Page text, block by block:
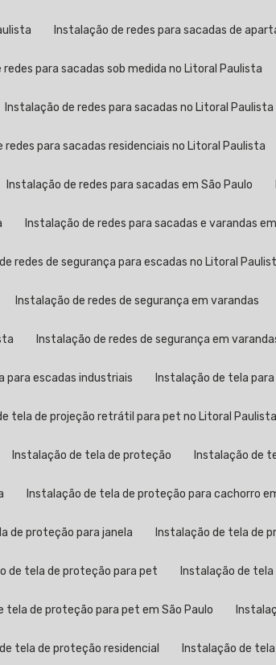
Instalação de redes para sacadas de
redes para sacadas sob medida no Litoral Paulista
Instalação de redes para sacadas no Litoral Paulista
redes para sacadas residenciais no Litoral Paulista
Instalação de redes para sacadas em São Paulo
Instalação de redes para sacadas e varandas
redes de segurança para escadas no Litoral
Instalação de redes de segurança em varandas
Instalação de redes de segurança em
para escadas industriais Instalação de tela
tela de projeção retrátil para pet no Litoral Paulista
Instalação de tela de proteção Instalação de
Instalação de tela de proteção para cachorro
de proteção para janela Instalação de tela de
de tela de proteção para pet Instalação de
tela de proteção para pet em São Paulo
tela de proteção residencial Instalação de